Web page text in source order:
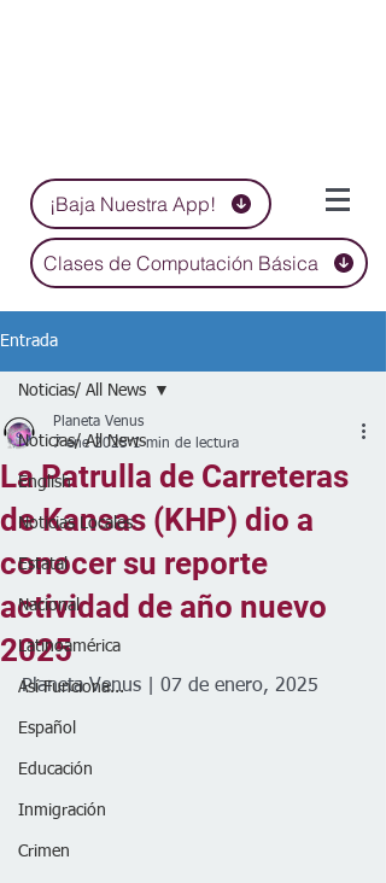
¡Baja Nuestra App!
Clases de Computación Básica
Entrada
Noticias/ All News
English
Noticias Locales
Estatal
Nacional
Latinoamérica
Así Funciona...
Español
Educación
Inmigración
Crimen
Noticias/ All News
La Patrulla de Carreteras
de Kansas (KHP) dio a
conocer su reporte
actividad de año nuevo
2025
Planeta Venus
7 ene 2025 1 min de lectura
Planeta Venus | 07 de enero, 2025